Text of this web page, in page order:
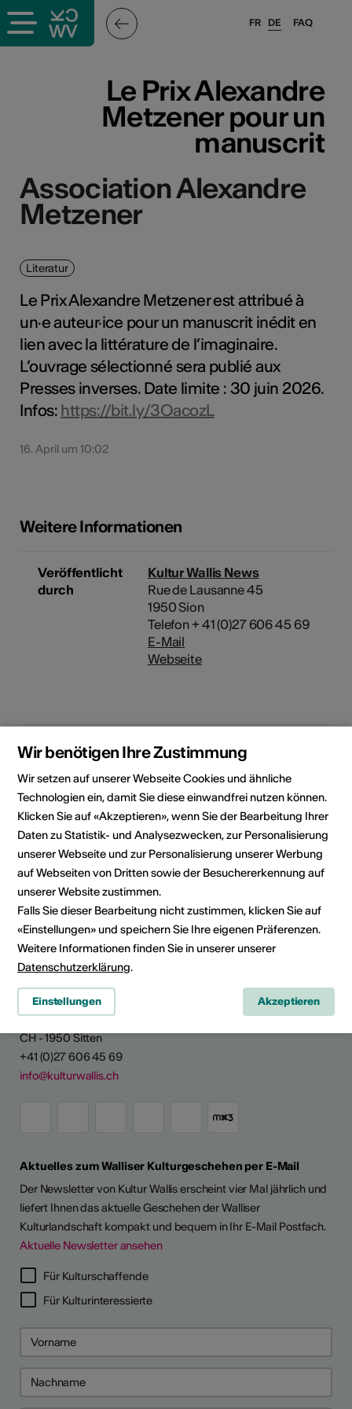
FAQ
FR DE
Le Prix Alexandre
Metzener pour un
manuscrit
Association Alexandre
Metzener
Literatur
Le Prix Alexandre Metzener est attribué à
un·e auteur·ice pour un manuscrit inédit en
lien avec la littérature de l’imaginaire.
L’ouvrage sélectionné sera publié aux
Presses inverses. Date limite : 30 juin 2026.
Infos: https://bit.ly/3OacozL
16. April um 10:02
Weitere Informationen
Veröffentlicht
durch
Kultur Wallis News
Rue de Lausanne 45
1950 Sion
Telefon + 41 (0)27 606 45 69
E-Mail
Webseite
Rubrik
Kulturbereich
Literatur
Kategorie
Wettbewerbe /
Ausschreibungen
News teilen
Kultur Wallis
Rue de Lausanne 45
CH - 1950 Sitten
+41 (0)27 606 45 69
info@kulturwallis.ch
Aktuelles zum Walliser Kulturgeschehen per E-Mail
Der Newsletter von Kultur Wallis erscheint vier Mal jährlich und
liefert Ihnen das aktuelle Geschehen der Walliser
Kulturlandschaft kompakt und bequem in Ihr E-Mail Postfach.
Aktuelle Newsletter ansehen
Für Kulturschaffende
Für Kulturinteressierte
Wir benötigen Ihre Zustimmung
Wir setzen auf unserer Webseite Cookies und ähnliche
Technologien ein, damit Sie diese einwandfrei nutzen können.
Klicken Sie auf «Akzeptieren», wenn Sie der Bearbeitung Ihrer
Daten zu Statistik- und Analysezwecken, zur Personalisierung
unserer Webseite und zur Personalisierung unserer Werbung
auf Webseiten von Dritten sowie der Besuchererkennung auf
unserer Website zustimmen.
Falls Sie dieser Bearbeitung nicht zustimmen, klicken Sie auf
«Einstellungen» und speichern Sie Ihre eigenen Präferenzen.
Weitere Informationen finden Sie in unserer unserer
Datenschutzerklärung.
Einstellungen Akzeptieren